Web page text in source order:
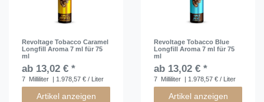
Revoltage Tobacco Caramel
Longfill Aroma 7 ml für 75
ml
ab 13,02 € *
7 Milliliter | 1.978,57 € / Liter
Artikel anzeigen
Revoltage Tobacco Blue
Longfill Aroma 7 ml für 75
ml
ab 13,02 € *
7 Milliliter | 1.978,57 € / Liter
Artikel anzeigen